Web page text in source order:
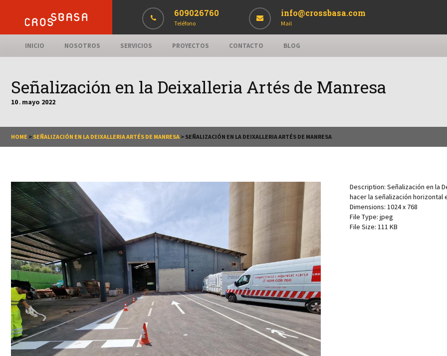
609026760
Teléfono
info@crossbasa.com
Mail
INICIO NOSOTROS SERVICIOS PROYECTOS CONTACTO BLOG
Señalización en la Deixalleria Artés de Manresa
10 . mayo 2022
HOME > SEÑALIZACIÓN EN LA DEIXALLERIA ARTÉS DE MANRESA > SEÑALIZACIÓN EN LA DEIXALLERIA ARTÉS DE MANRESA
Description: Señalización en la
hacer la señalización horizontal
Dimensions: 1024 x 768
File Type: jpeg
File Size: 111 KB